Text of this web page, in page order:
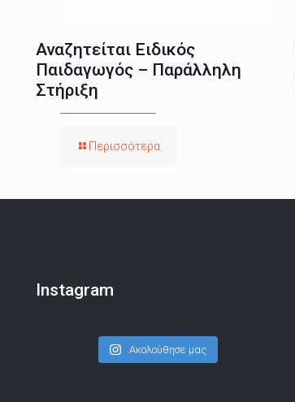
Αναζητείται Ειδικός
Παιδαγωγός – Παράλληλη
Στήριξη
Περισσότερα
Instagram
Ακολούθησε μας